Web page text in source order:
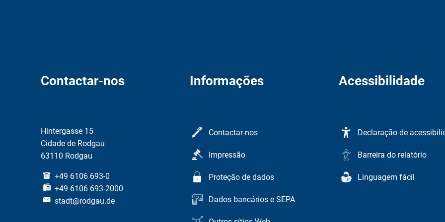
Contactar-nos
Hintergasse 15
Cidade de Rodgau
63110 Rodgau
+49 6106 693-0
+49 6106 693-2000
stadt@rodgau.de
Informações
Contactar-nos
Impressão
Proteção de dados
Dados bancários e SEPA
Acessibilidade
Declaração de
Barreira do relatório
Linguagem fácil